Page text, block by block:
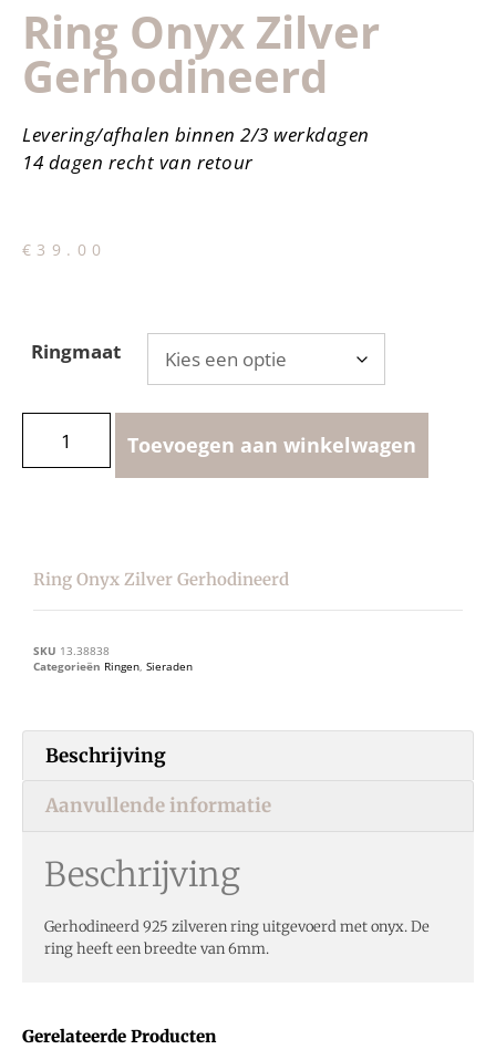
Ring Onyx Zilver
Gerhodineerd
Levering/afhalen binnen 2/3 werkdagen
14 dagen recht van retour
€ 39.00
Ringmaat
Toevoegen aan winkelwagen
Gerelateerde Producten
Ring Onyx Zilver Gerhodineerd
SKU 13.38838
Categorieën Ringen, Sieraden
Beschrijving
Aanvullende informatie
Beschrijving
Gerhodineerd 925 zilveren ring uitgevoerd met onyx. De
ring heeft een breedte van 6mm.